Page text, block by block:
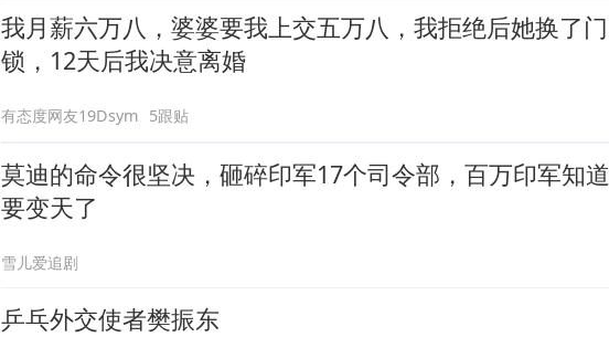
我月薪六万八，婆婆要我上交五万八，我拒绝后她换了门
锁，12天后我决意离婚
有态度网友19Dsym 5跟贴
莫迪的命令很坚决，砸碎印军17个司令部，百万印军知道
要变天了
雪儿爱追剧
乒乓外交使者樊振东